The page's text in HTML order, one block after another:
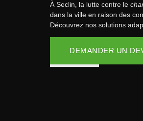
À Seclin, la lutte contre le
dans la ville en raison des
Découvrez nos solutions
DEMANDER UN